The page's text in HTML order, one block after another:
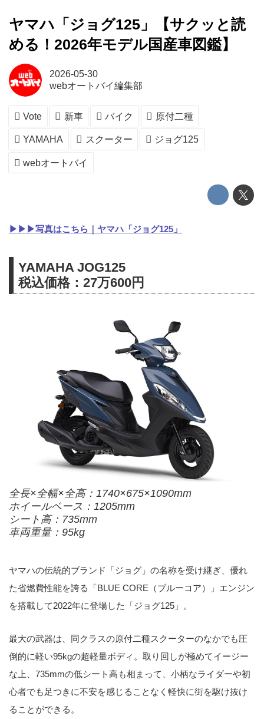
ヤマハ「ジョグ125」【サクッと読
める！2026年モデル国産車図鑑】
2026-05-30
webオートバイ編集部
Vote 新車 バイク 原付二種
YAMAHA スクーター ジョグ125
webオートバイ
▶▶▶写真はこちら｜ヤマハ「ジョグ125」
YAMAHA JOG125
税込価格：27万600円
全長×全幅×全高：1740×675×1090mm
ホイールベース：1205mm
シート高：735mm
車両重量：95kg
ヤマハの伝統的ブランド「ジョグ」の名称を受け継ぎ、優れ
た省燃費性能を誇る「BLUE CORE（ブルーコア）」エンジン
を搭載して2022年に登場した「ジョグ125」。
最大の武器は、同クラスの原付二種スクーターのなかでも圧
倒的に軽い95kgの超軽量ボディ。取り回しが極めてイージー
な上、735mmの低シート高も相まって、小柄なライダーや初
心者でも足つきに不安を感じることなく軽快に街を駆け抜け
ることができる。